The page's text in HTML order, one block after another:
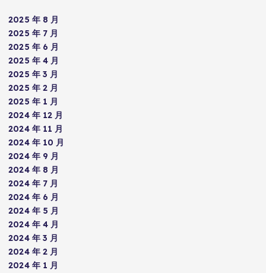
2025 年 8 月
2025 年 7 月
2025 年 6 月
2025 年 4 月
2025 年 3 月
2025 年 2 月
2025 年 1 月
2024 年 12 月
2024 年 11 月
2024 年 10 月
2024 年 9 月
2024 年 8 月
2024 年 7 月
2024 年 6 月
2024 年 5 月
2024 年 4 月
2024 年 3 月
2024 年 2 月
2024 年 1 月